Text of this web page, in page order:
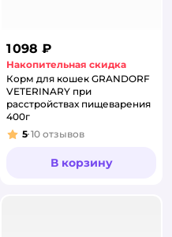
1 098 ₽
Накопительная скидка
Корм для кошек GRANDORF
VETERINARY при
расстройствах пищеварения
400г
Рейтинг:
5 10 отзывов
В корзину